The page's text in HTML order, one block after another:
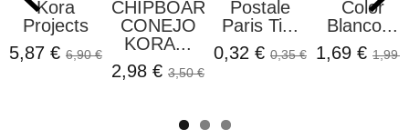
Kora
Projects
5,87 € 6,90 €
CHIPBOARD
CONEJO
KORA...
2,98 € 3,50 €
Postale
Paris Ti...
0,32 € 0,35 €
Color
Blanco...
1,69 € 1,99 €